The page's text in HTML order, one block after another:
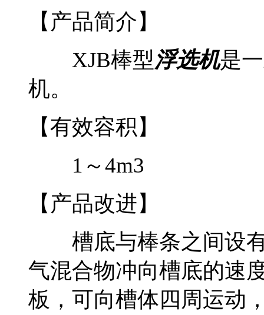
【产品简介】
XJB棒型浮选机是
机。
【有效容积】
1～4m3
【产品改进】
槽底与棒条之间设有
气混合物冲向槽底的速
板，可向槽体四周运动